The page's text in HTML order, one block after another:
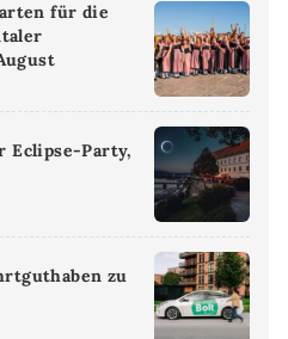
für die
Eclipse-Party,
zu